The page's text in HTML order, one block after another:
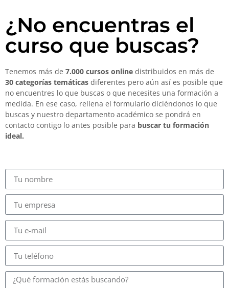
¿No encuentras el
curso que buscas?
Tenemos más de 7.000 cursos online distribuidos en más de
30 categorías temáticas diferentes pero aún así es posible que
no encuentres lo que buscas o que necesites una formación a
medida. En ese caso, rellena el formulario diciéndonos lo que
buscas y nuestro departamento académico se pondrá en
contacto contigo lo antes posible para buscar tu formación
ideal.